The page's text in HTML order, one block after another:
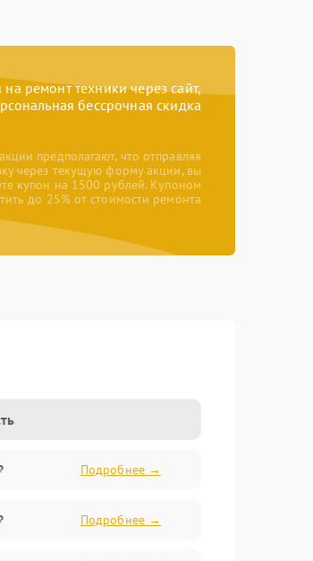
ремонт техники через сайт,
бессрочная скидка
предполагают, что отправляя
через текущую форму акции, вы
купон на 1500 рублей. Купоном
до 25% от стоимости ремонта
Подробнее →
Подробнее →